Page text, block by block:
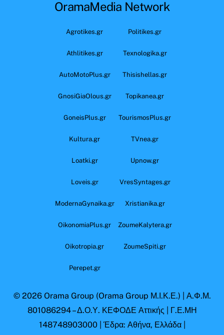
OramaMedia Network
Agrotikes.gr Politikes.gr
Athlitikes.gr Texnologika.gr
AutoMotoPlus.gr Thisishellas.gr
GnosiGiaOlous.gr Topikanea.gr
GoneisPlus.gr TourismosPlus.gr
Kultura.gr TVnea.gr
Loatki.gr Upnow.gr
Loveis.gr VresSyntages.gr
ModernaGynaika.gr Xristianika.gr
OikonomiaPlus.gr ZoumeKalytera.gr
Oikotropia.gr ZoumeSpiti.gr
Perepet.gr
© 2026 Orama Group (Orama Group Μ.Ι.Κ.Ε.) | Α.Φ.Μ.
801086294 – Δ.Ο.Υ. ΚΕΦΟΔΕ Αττικής | Γ.Ε.ΜΗ
148748903000 | Έδρα: Αθήνα, Ελλάδα |